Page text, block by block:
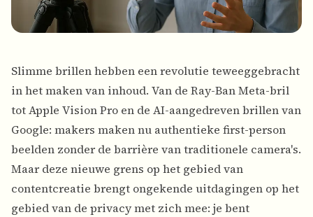
Slimme brillen hebben een revolutie teweeggebracht
in het maken van inhoud. Van de Ray-Ban Meta-bril
tot Apple Vision Pro en de AI-aangedreven brillen van
Google: makers maken nu authentieke first-person
beelden zonder de barrière van traditionele camera's.
Maar deze nieuwe grens op het gebied van
contentcreatie brengt ongekende uitdagingen op het
gebied van de privacy met zich mee: je bent